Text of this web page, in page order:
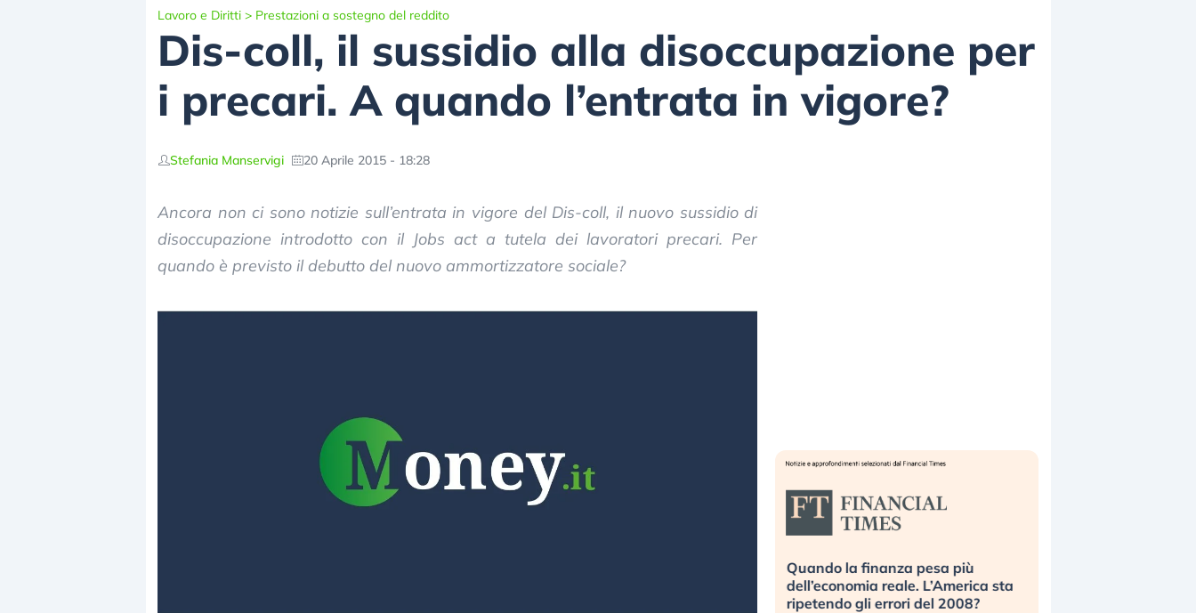
Lavoro e Diritti > Prestazioni a sostegno del reddito
Dis-coll, il sussidio alla disoccupazione per
i precari. A quando l’entrata in vigore?
Stefania Manservigi 20 Aprile 2015 - 18:28
Ancora non ci sono notizie sull’entrata in vigore del Dis-coll, il nuovo sussidio di
disoccupazione introdotto con il Jobs act a tutela dei lavoratori precari. Per
quando è previsto il debutto del nuovo ammortizzatore sociale?
Quando la finanza pesa più
dell’economia reale. L’America sta
ripetendo gli errori del 2008?